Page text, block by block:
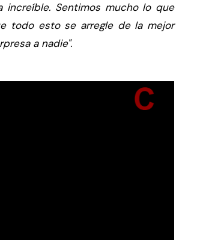
increíble. Sentimos mucho lo que
todo esto se arregle de la mejor
a nadie".